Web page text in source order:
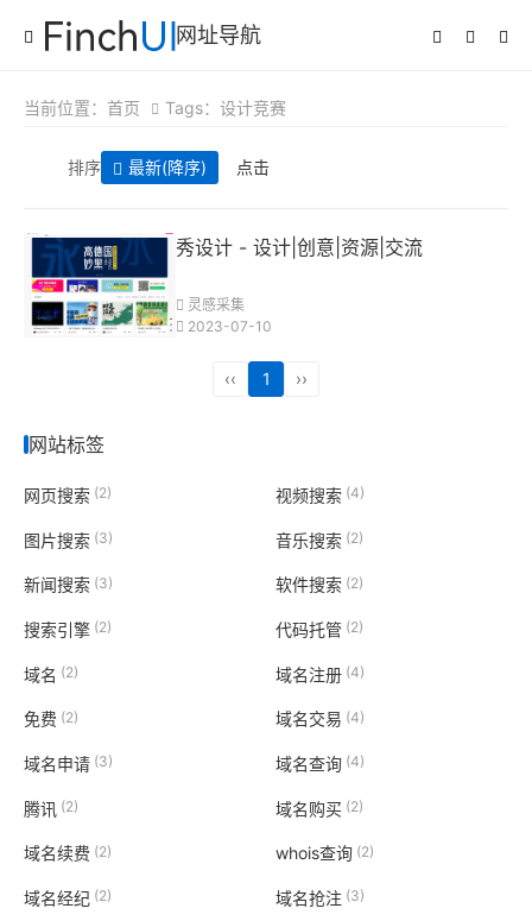
网址导航
当前位置： 首页 Tags：设计竞赛
排序 最新(降序) 点击
秀设计 - 设计|创意|资源|交流
灵感采集
2023-07-10
‹‹ 1 ››
网站标签
网页搜索 (2) 视频搜索 (4)
图片搜索 (3) 音乐搜索 (2)
新闻搜索 (3) 软件搜索 (2)
搜索引擎 (2) 代码托管(2)
域名 (2) 域名注册(4)
免费 (2) 域名交易 (4)
域名申请 (3) 域名查询(4)
腾讯 (2) 域名购买(2)
域名续费 (2) whois查询(2)
域名经纪 (2) 域名抢注(3)